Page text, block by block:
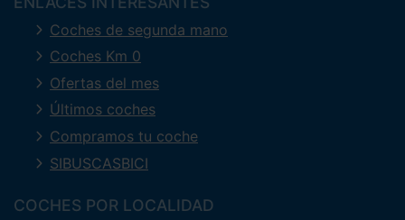
Coches de segunda mano
Coches Km 0
Ofertas del mes
Últimos coches
Compramos tu coche
SIBUSCASBICI
COCHES POR LOCALIDAD